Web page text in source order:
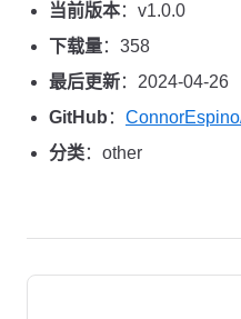
当前版本：v1.0.0
下载量：358
最后更新：2024-04-26
GitHub ：
分类：other
Pager